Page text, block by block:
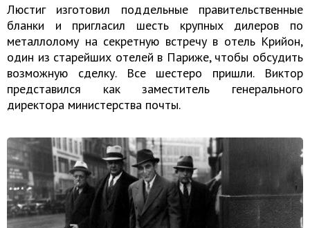
Люстиг изготовил поддельные правительственные
бланки и пригласил шесть крупных дилеров по
металлолому на секретную встречу в отель Крийон,
один из старейших отелей в Париже, чтобы обсудить
возможную сделку. Все шестеро пришли. Виктор
представился как заместитель генерального
директора министерства почты.